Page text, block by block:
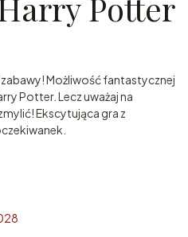
Możliwość fantastycznej
Potter. Lecz uważaj na
Ekscytująca gra z